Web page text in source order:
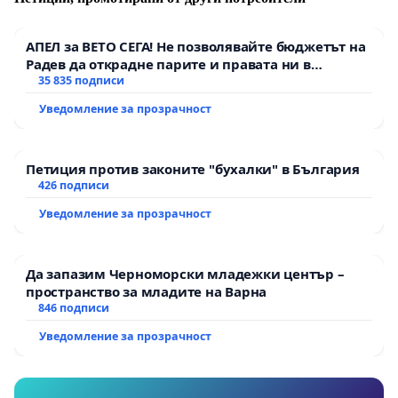
средства.
АПЕЛ за ВЕТО СЕГА! Не позволявайте бюджетът на
Радев да открадне парите и правата ни в
тъмното
35 835 подписи
Уведомление за прозрачност
Петиция против законите "бухалки" в България
426 подписи
Уведомление за прозрачност
Да запазим Черноморски младежки център –
пространство за младите на Варна
846 подписи
Уведомление за прозрачност